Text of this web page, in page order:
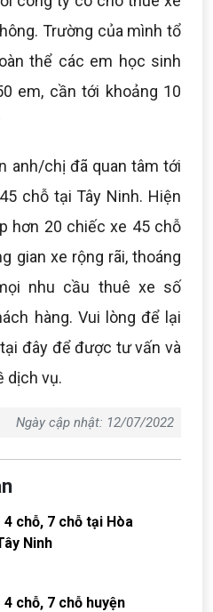
Trường của mình tổ
thể các em học sinh
em, cần tới khoảng 10
anh/chị đã quan tâm tới
chỗ tại Tây Ninh. Hiện
hơn 20 chiếc xe 45 chỗ
gian xe rộng rãi, thoáng
nhu cầu thuê xe số
hàng. Vui lòng để lại
đây để được tư vấn và
dịch vụ.
Ngày cập nhật: 12/07/2022
chỗ, 7 chỗ tại Hòa
Ninh
chỗ, 7 chỗ huyện